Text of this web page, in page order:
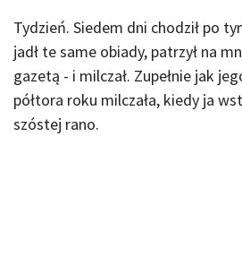
Tydzień. Siedem dni chodził po
jadł te same obiady, patrzył na
gazetą - i milczał. Zupełnie jak
półtora roku milczała, kiedy ja
szóstej rano.